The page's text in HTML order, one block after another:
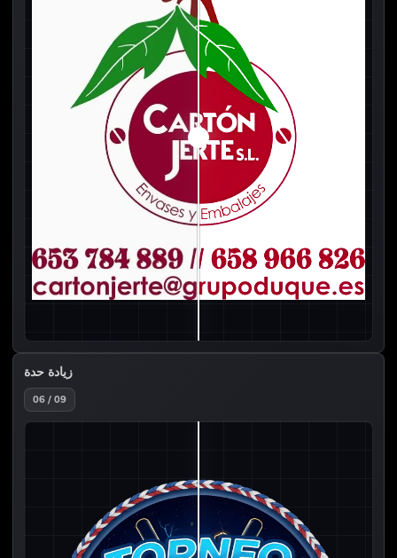
زيادة حدة
06 / 09